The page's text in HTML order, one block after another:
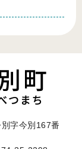
字今別167番